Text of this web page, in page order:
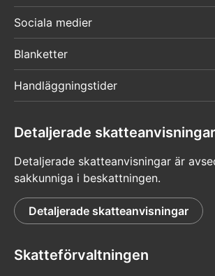
Sociala medier
Blanketter
Handläggningstider
Detaljerade skatteanvisningar
Detaljerade skatteanvisningar är
sakkunniga i beskattningen.
Detaljerade skatteanvisningar
Skatteförvaltningen